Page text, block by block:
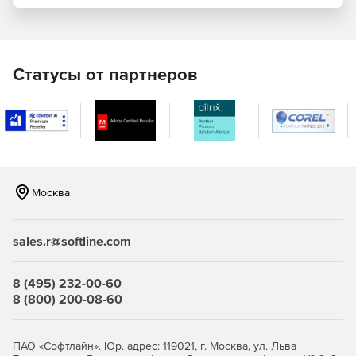
и Enterprise); в форматах PDF и Word (Enterprise).
Создание диаграмм и графиков для XML, баз данных и
XBRL-данных.
из баз (Professional и Enterprise).
HTML-фрагментов.
XSL:FO.
Enterprise).
Статусы от партнеров
Москва
sales.r@softline.com
8 (495) 232-00-60
8 (800) 200-08-60
ПАО «Софтлайн». Юр. адрес: 119021, г. Москва, ул. Льва